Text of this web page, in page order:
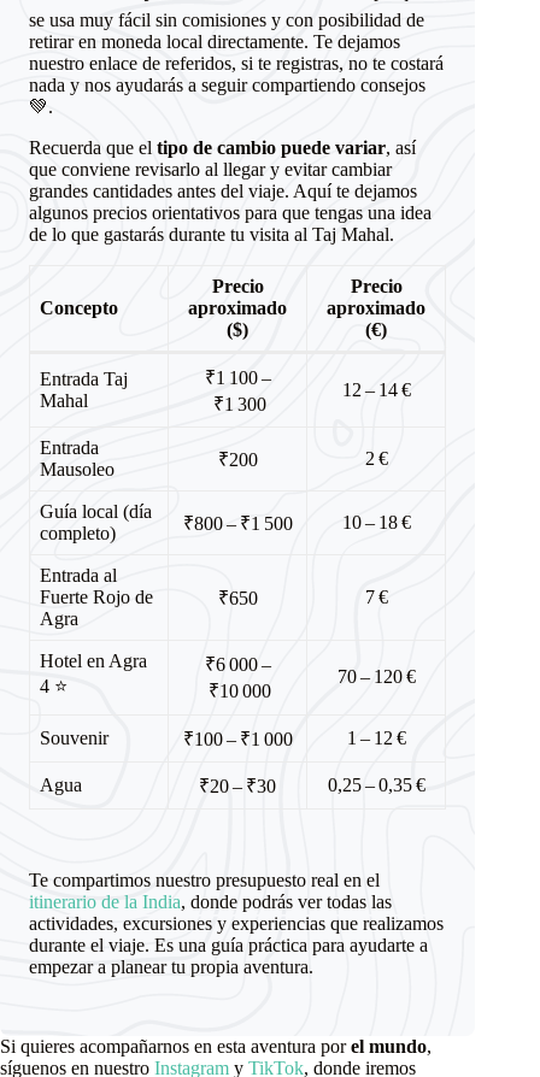
se usa muy fácil sin comisiones y con posibilidad de
retirar en moneda local directamente. Te dejamos
nuestro enlace de referidos, si te registras, no te costará
nada y nos ayudarás a seguir compartiendo consejos
💚.
Recuerda que el tipo de cambio puede variar, así
que conviene revisarlo al llegar y evitar cambiar
grandes cantidades antes del viaje. Aquí te dejamos
algunos precios orientativos para que tengas una idea
de lo que gastarás durante tu visita al Taj Mahal.
Concepto
Precio
aproximado
($)
Precio
aproximado
(€)
Entrada Taj
Mahal
₹1 100 –
₹1 300
12 – 14 €
Entrada
Mausoleo
₹200 2 €
Guía local (día
completo)
₹800 – ₹1 500 10 – 18 €
Entrada al
Fuerte Rojo de
Agra
₹650 7 €
Hotel en Agra
4 ⭐️
₹6 000 –
₹10 000
70 – 120 €
Souvenir ₹100 – ₹1 000 1 – 12 €
Agua ₹20 – ₹30 0,25 – 0,35 €
Te compartimos nuestro presupuesto real en el
itinerario de la India, donde podrás ver todas las
actividades, excursiones y experiencias que realizamos
durante el viaje. Es una guía práctica para ayudarte a
empezar a planear tu propia aventura.
Si quieres acompañarnos en esta aventura porel mundo,
síguenos en nuestro Instagram y TikTok, donde iremos